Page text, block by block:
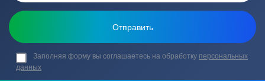
Заполняя форму вы соглашаетесь на обработку персональных
данных